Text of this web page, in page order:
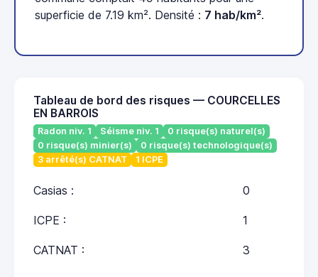
superficie de 7.19 km². Densité : 7 hab/km².
Tableau de bord des risques — COURCELLES
EN BARROIS
Radon niv. 1 Séisme niv. 1
0 risque(s) naturel(s)
0 risque(s) minier(s)
0 risque(s) technologique(s)
3 arrêté(s) CATNAT
1 ICPE
Casias : 0
ICPE : 1
CATNAT : 3